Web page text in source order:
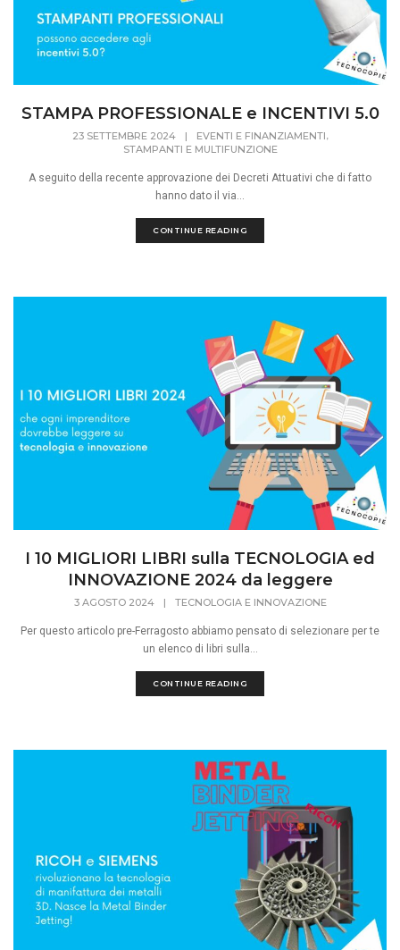
STAMPA PROFESSIONALE e INCENTIVI 5.0
23 SETTEMBRE 2024 | EVENTI E FINANZIAMENTI
STAMPANTI E MULTIFUNZIONE
A seguito della recente approvazione dei Decreti Attuativi che di fatto
hanno dato il via...
CONTINUE READING
I 10 MIGLIORI LIBRI sulla TECNOLOGIA ed
INNOVAZIONE 2024 da leggere
3 AGOSTO 2024 | TECNOLOGIA E INNOVAZIONE
Per questo articolo pre-Ferragosto abbiamo pensato di selezionare per te
un elenco di libri sulla...
CONTINUE READING